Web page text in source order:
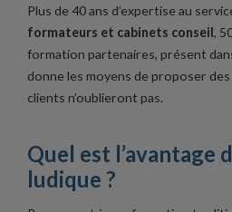
Plus de 40 ans d’expertise au
formateurs et cabinets conseil,
formation partenaires, présent
donne les moyens de proposer
clients n’oublieront pas.
Quel est l’avantage
ludique ?